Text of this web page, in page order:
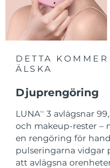
DETTA
ÄLSKA
Djuprengöring
LUNATM
3 avlägsnar
och makeup-rester –
en rengöring för
pulseringarna vidgar
att avlägsna
Slovakien
Slovenien
Sydafrika
Sydkorea
Spanien
Sverige
Schweiz